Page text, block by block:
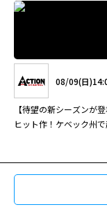
08/09(日
【待望の新シーズンが
ヒット作！ケベック州